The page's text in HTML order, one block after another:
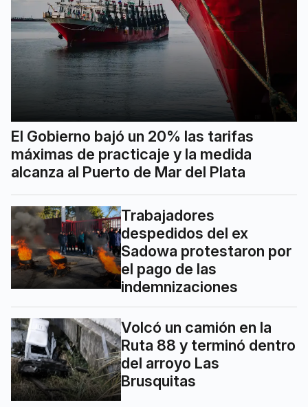
El Gobierno bajó un 20% las tarifas
máximas de practicaje y la medida
alcanza al Puerto de Mar del Plata
Trabajadores
despedidos del ex
Sadowa protestaron por
el pago de las
indemnizaciones
Volcó un camión en la
Ruta 88 y terminó dentro
del arroyo Las
Brusquitas